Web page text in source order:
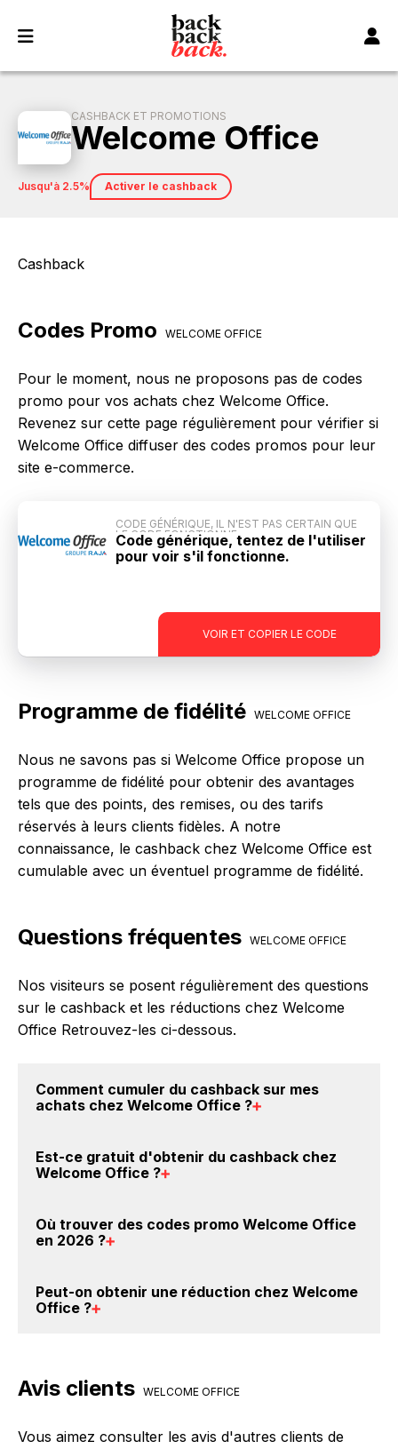
CASHBACK ET PROMOTIONS
Welcome Office
jusqu'à 2.5% Activer le cashback
Cashback
Codes Promo WELCOME OFFICE
Pour le moment, nous ne proposons pas de codes
promo pour vos achats chez Welcome Office.
Revenez sur cette page régulièrement pour vérifier si
Welcome Office diffuser des codes promos pour leur
site e-commerce.
VOIR ET COPIER LE CODE
CODE GÉNÉRIQUE, IL N'EST PAS CERTAIN QUE
LE CODE FONCTIONNE
Code générique, tentez de l'utiliser
pour voir s'il fonctionne.
Programme de fidélité WELCOME OFFICE
Nous ne savons pas si Welcome Office propose un
programme de fidélité pour obtenir des avantages
tels que des points, des remises, ou des tarifs
réservés à leurs clients fidèles. A notre
connaissance, le cashback chez Welcome Office est
cumulable avec un éventuel programme de fidélité.
Questions fréquentes WELCOME OFFICE
Nos visiteurs se posent régulièrement des questions
sur le cashback et les réductions chez Welcome
Office Retrouvez-les ci-dessous.
Comment cumuler du cashback sur mes
achats chez Welcome Office ?
Welcome Office : Créez votre compte sur
apparaître le cashback dans votre cagnotte au plus
Est-ce gratuit d'obtenir du cashback chez
Welcome Office ?
compte gratuitement pour cumuler vos réductions
Welcome Office.
Où trouver des codes promo Welcome Office
en 2026 ?
promo chez Welcome Office. Si descodes promo
Peut-on obtenir une réduction chez Welcome
Office ?
vous réalisez un achat sur le site web de Welcome
éventuels bonus.
Avis clients WELCOME OFFICE
Vous aimez consulter les avis d'autres clients de